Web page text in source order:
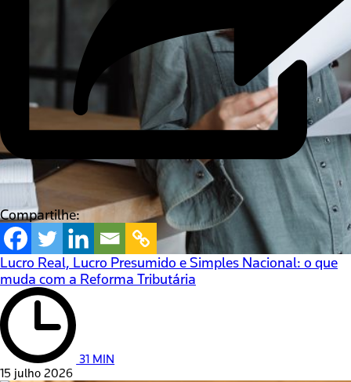
Compartilhe:
Lucro Real, Lucro Presumido e Simples Nacional: o que
muda com a Reforma Tributária
31 MIN
15 julho 2026